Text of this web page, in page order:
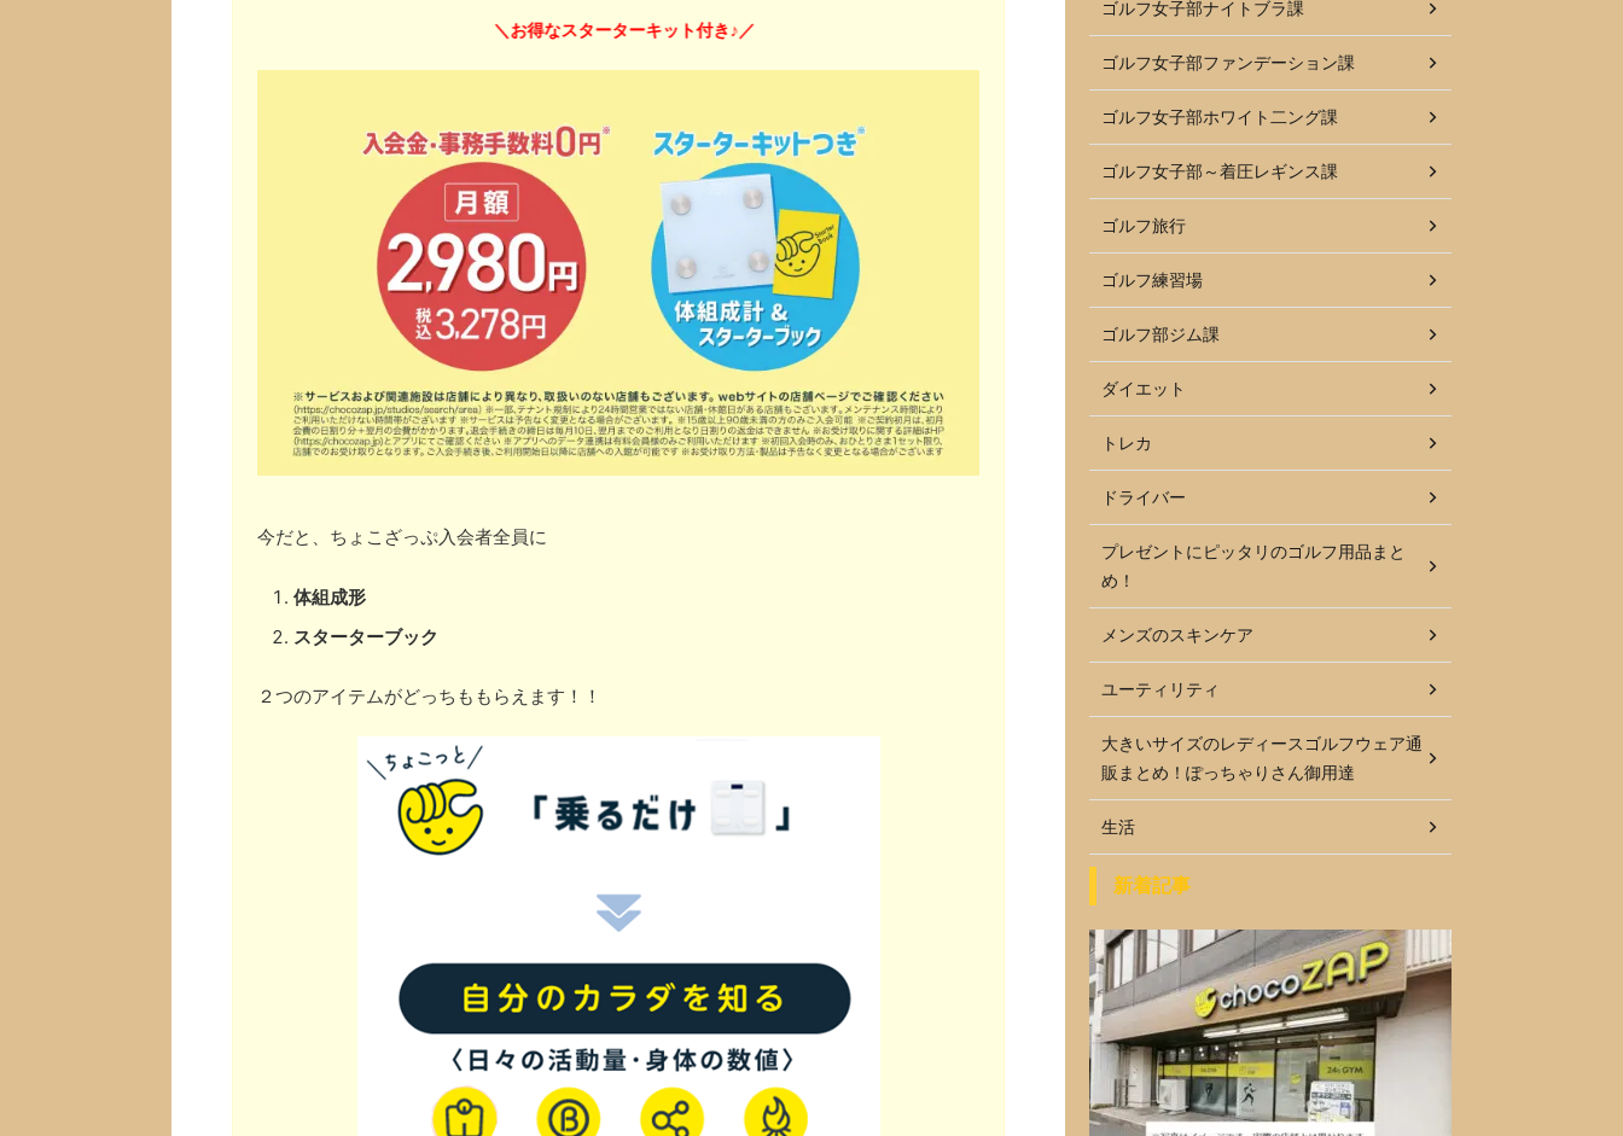
＼お得なスターターキット付き♪／
今だと、ちょこざっぷ入会者全員に
体組成形
スターターブック
２つのアイテムがどっちももらえます！！
ゴルフ女子部ナイトブラ課
ゴルフ女子部ファンデーション課
ゴルフ女子部ホワイト二ング課
ゴルフ女子部～着圧レギンス課
ゴルフ旅行
ゴルフ練習場
ゴルフ部ジム課
ダイエット
トレカ
ドライバー
プレゼントにピッタリのゴルフ用品まと
め！
メンズのスキンケア
ユーティリティ
大きいサイズのレディースゴルフウェア通
販まとめ！ぽっちゃりさん御用達
生活
新着記事